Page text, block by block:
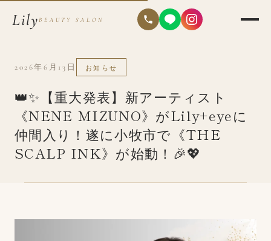
LilyBEAUTY SALON
2026年6月13日 お知らせ
👑✨【重大発表】新アーティスト
《NENE MIZUNO》がLily+eyeに
仲間入り！遂に小牧市で《THE
SCALP INK》が始動！🎉💖